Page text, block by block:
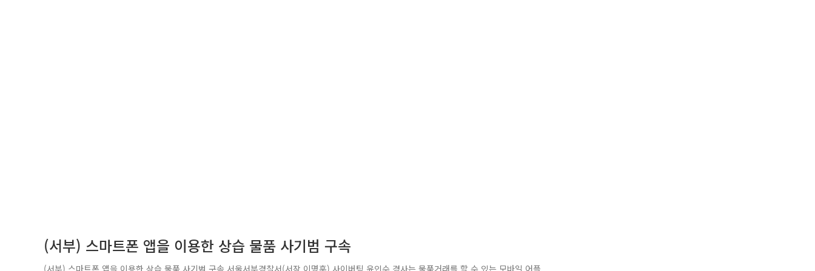
(서부) 스마트폰 앱을 이용한 상습 물품 사기범 구속
(서부) 스마트폰 앱을 이용한 상습 물품 사기범 구속 서울서부경찰서(서장 이명훈) 사이버팀 윤인수 경사는 물품거래를 할 수 있는 모바일 어플